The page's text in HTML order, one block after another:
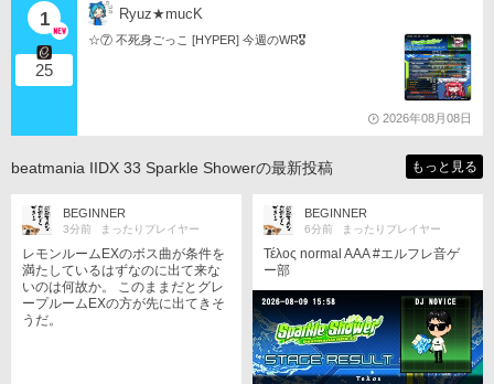
1
25
Ryuz★mucK
☆⑦ 不死身ごっこ [HYPER] 今週のWR🎖️
2026年08月08日
beatmania IIDX 33 Sparkle Showerの最新投稿 もっと見る
BEGINNER
3分前 まったりプレイヤー
レモンルームEXのボス曲が条件を
満たしているはずなのに出て来な
いのは何故か。 このままだとグレ
ープルームEXの方が先に出てきそ
うだ。
BEGINNER
6分前 まったりプレイヤー
Τέλος normal AAA #エルフレ音ゲ
ー部